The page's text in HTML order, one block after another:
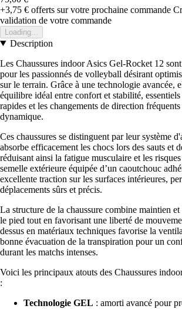
+3,75 € offerts sur votre prochaine commande
validation de votre commande
Loading...
Description
Les Chaussures indoor Asics Gel-Rocket 12
pour les passionnés de volleyball désirant
sur le terrain. Grâce à une technologie avancée,
équilibre idéal entre confort et stabilité,
rapides et les changements de direction
dynamique.
Ces chaussures se distinguent par leur système
absorbe efficacement les chocs lors des sauts et
réduisant ainsi la fatigue musculaire et les
semelle extérieure équipée d’un caoutchouc
excellente traction sur les surfaces intérieures,
déplacements sûrs et précis.
La structure de la chaussure combine maintien
le pied tout en favorisant une liberté de
dessus en matériaux techniques favorise la
bonne évacuation de la transpiration pour un
durant les matchs intenses.
Voici les principaux atouts des Chaussures
:
Technologie GEL : amorti avancé pour